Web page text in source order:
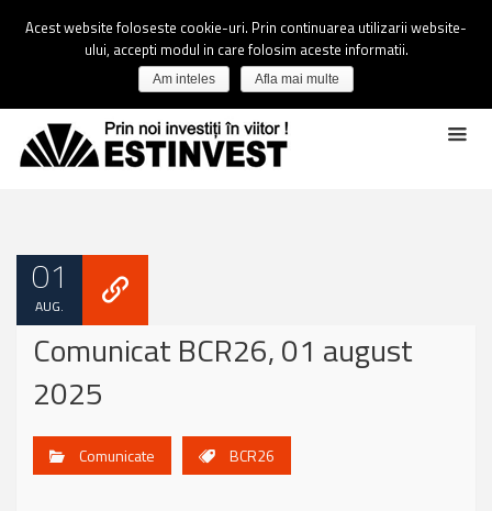
01
AUG.
Comunicat BCR26, 01 august
2025
Comunicate BCR26
Acest website foloseste cookie-uri. Prin continuarea utilizarii website-
ului, accepti modul in care folosim aceste informatii.
Am inteles Afla mai multe